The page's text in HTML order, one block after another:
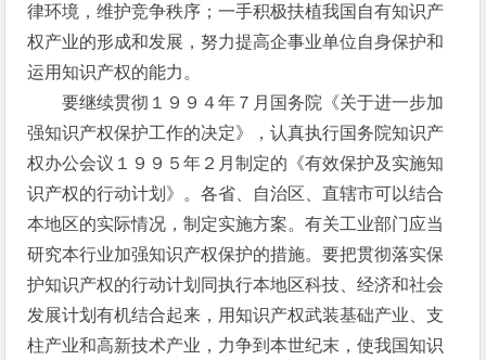
律环境，维护竞争秩序；一手积极扶植我国自有知识产
权产业的形成和发展，努力提高企事业单位自身保护和
运用知识产权的能力。
要继续贯彻１９９４年７月国务院《关于进一步加
强知识产权保护工作的决定》，认真执行国务院知识产
权办公会议１９９５年２月制定的《有效保护及实施知
识产权的行动计划》。各省、自治区、直辖市可以结合
本地区的实际情况，制定实施方案。有关工业部门应当
研究本行业加强知识产权保护的措施。要把贯彻落实保
护知识产权的行动计划同执行本地区科技、经济和社会
发展计划有机结合起来，用知识产权武装基础产业、支
柱产业和高新技术产业，力争到本世纪末，使我国知识